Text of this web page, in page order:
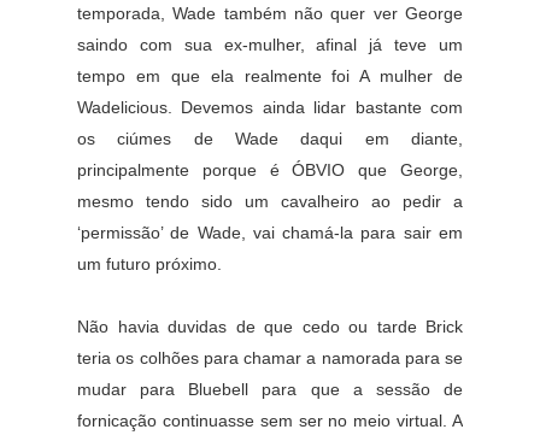
temporada, Wade também não quer ver George
saindo com sua ex-mulher, afinal já teve um
tempo em que ela realmente foi A mulher de
Wadelicious. Devemos ainda lidar bastante com
os ciúmes de Wade daqui em diante,
principalmente porque é ÓBVIO que George,
mesmo tendo sido um cavalheiro ao pedir a
‘permissão’ de Wade, vai chamá-la para sair em
um futuro próximo.
Não havia duvidas de que cedo ou tarde Brick
teria os colhões para chamar a namorada para se
mudar para Bluebell para que a sessão de
fornicação continuasse sem ser no meio virtual. A